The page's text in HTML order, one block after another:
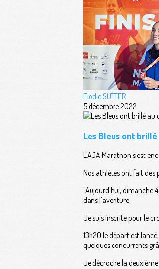
Elodie SUTTER
5 décembre 2022
Les Bleus ont brillé
L'AJA Marathon s'est
Nos athlètes ont fait des
"Aujourd'hui, dimanche
dans l'aventure.
Je suis inscrite pour le
13h20 le départ est
quelques concurrents
Je décroche la